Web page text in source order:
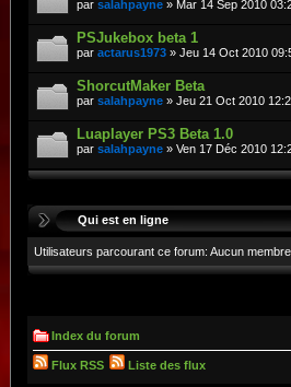
par salahpayne » Mar 14 Sep 2010
PSJukebox beta 1
par actarus1973 » Jeu 14 Oct 2010
ShorcutMaker Beta
par salahpayne » Jeu 21 Oct 2010
Luaplayer PS3 Beta 1.0
par salahpayne » Ven 17 Déc 2010
Qui est en ligne
Utilisateurs parcourant ce forum: Aucun
Index du forum
Flux RSS Liste des flux